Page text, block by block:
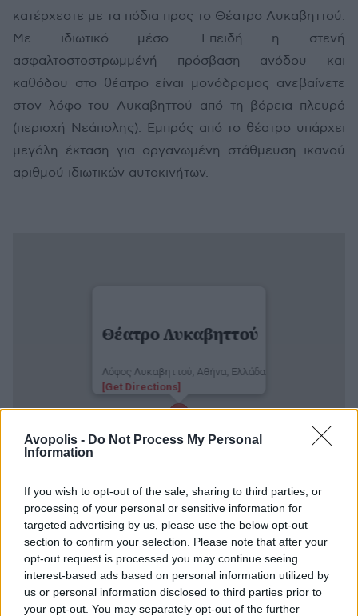
Avopolis - Do Not Process My Personal
Information
If you wish to opt-out of the sale, sharing to third parties, or
processing of your personal or sensitive information for
targeted advertising by us, please use the below opt-out
section to confirm your selection. Please note that after your
opt-out request is processed you may continue seeing
interest-based ads based on personal information utilized by
us or personal information disclosed to third parties prior to
your opt-out. You may separately opt-out of the further
κατέρχεστε με τα πόδια προς το Θέατρο Λυκαβηττού.
Με ιδιωτικό μέσο. Επειδή η στενή
ασφαλτοστοστρωμμένή πρόσβαση ανόδου και
καθόδου στο θέατρο είναι μονόδρομος ανεβαίνετε
στον λόφο του Λυκαβηττού από τη βόρεια πλευρά
(περιοχή Νεάπολης). Εμπρός από το θέατρο υπάρχει
μεγάλη έκταση για οργανωμένη στάθμευση ικανού
αριθμού ιδιωτικών αυτοκινήτων.
Θέατρο Λυκαβηττού
Λόφος Λυκαβηττού, Αθήνα, Ελλάδα
[Get Directions]